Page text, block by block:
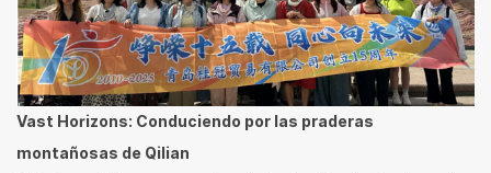
Vast Horizons: Conduciendo por las praderas
montañosas de Qilian